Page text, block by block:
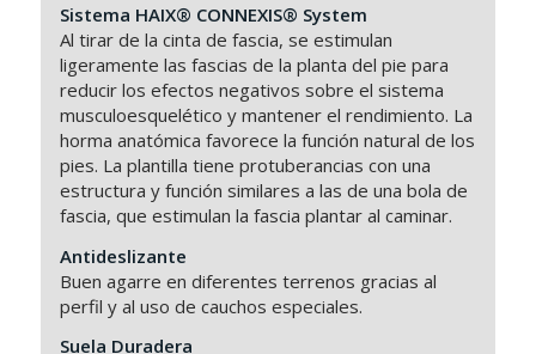
Sistema HAIX® CONNEXIS® System
Al tirar de la cinta de fascia, se estimulan
ligeramente las fascias de la planta del pie para
reducir los efectos negativos sobre el sistema
musculoesquelético y mantener el rendimiento. La
horma anatómica favorece la función natural de los
pies. La plantilla tiene protuberancias con una
estructura y función similares a las de una bola de
fascia, que estimulan la fascia plantar al caminar.
Antideslizante
Buen agarre en diferentes terrenos gracias al
perfil y al uso de cauchos especiales.
Suela Duradera